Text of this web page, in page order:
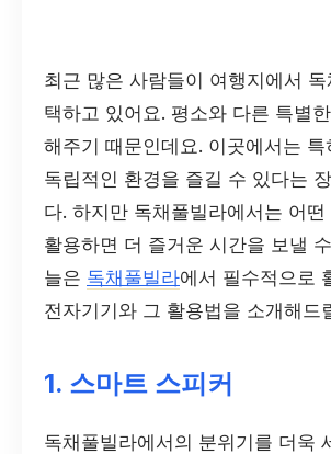
최근 많은 사람들이 여행지에서
택하고 있어요. 평소와 다른 특별
해주기 때문인데요. 이곳에서는 특
독립적인 환경을 즐길 수 있다는
다. 하지만 독채풀빌라에서는 어떤
활용하면 더 즐거운 시간을 보낼
늘은 독채풀빌라에서 필수적으로
전자기기와 그 활용법을 소개해드
1. 스마트 스피커
독채풀빌라에서의 분위기를 더욱